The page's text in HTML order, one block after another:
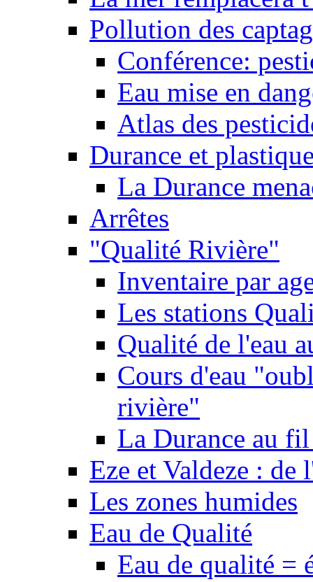
Pollution des
Conférence:
Eau mise en
Atlas des
Durance et
La Durance
Arrêtes
"Qualité Rivière"
Inventaire par
Les stations
Qualité de l'eau
Cours d'eau
rivière"
La Durance au
Eze et Valdeze : de
Les zones humides
Eau de Qualité
Eau de qualité =